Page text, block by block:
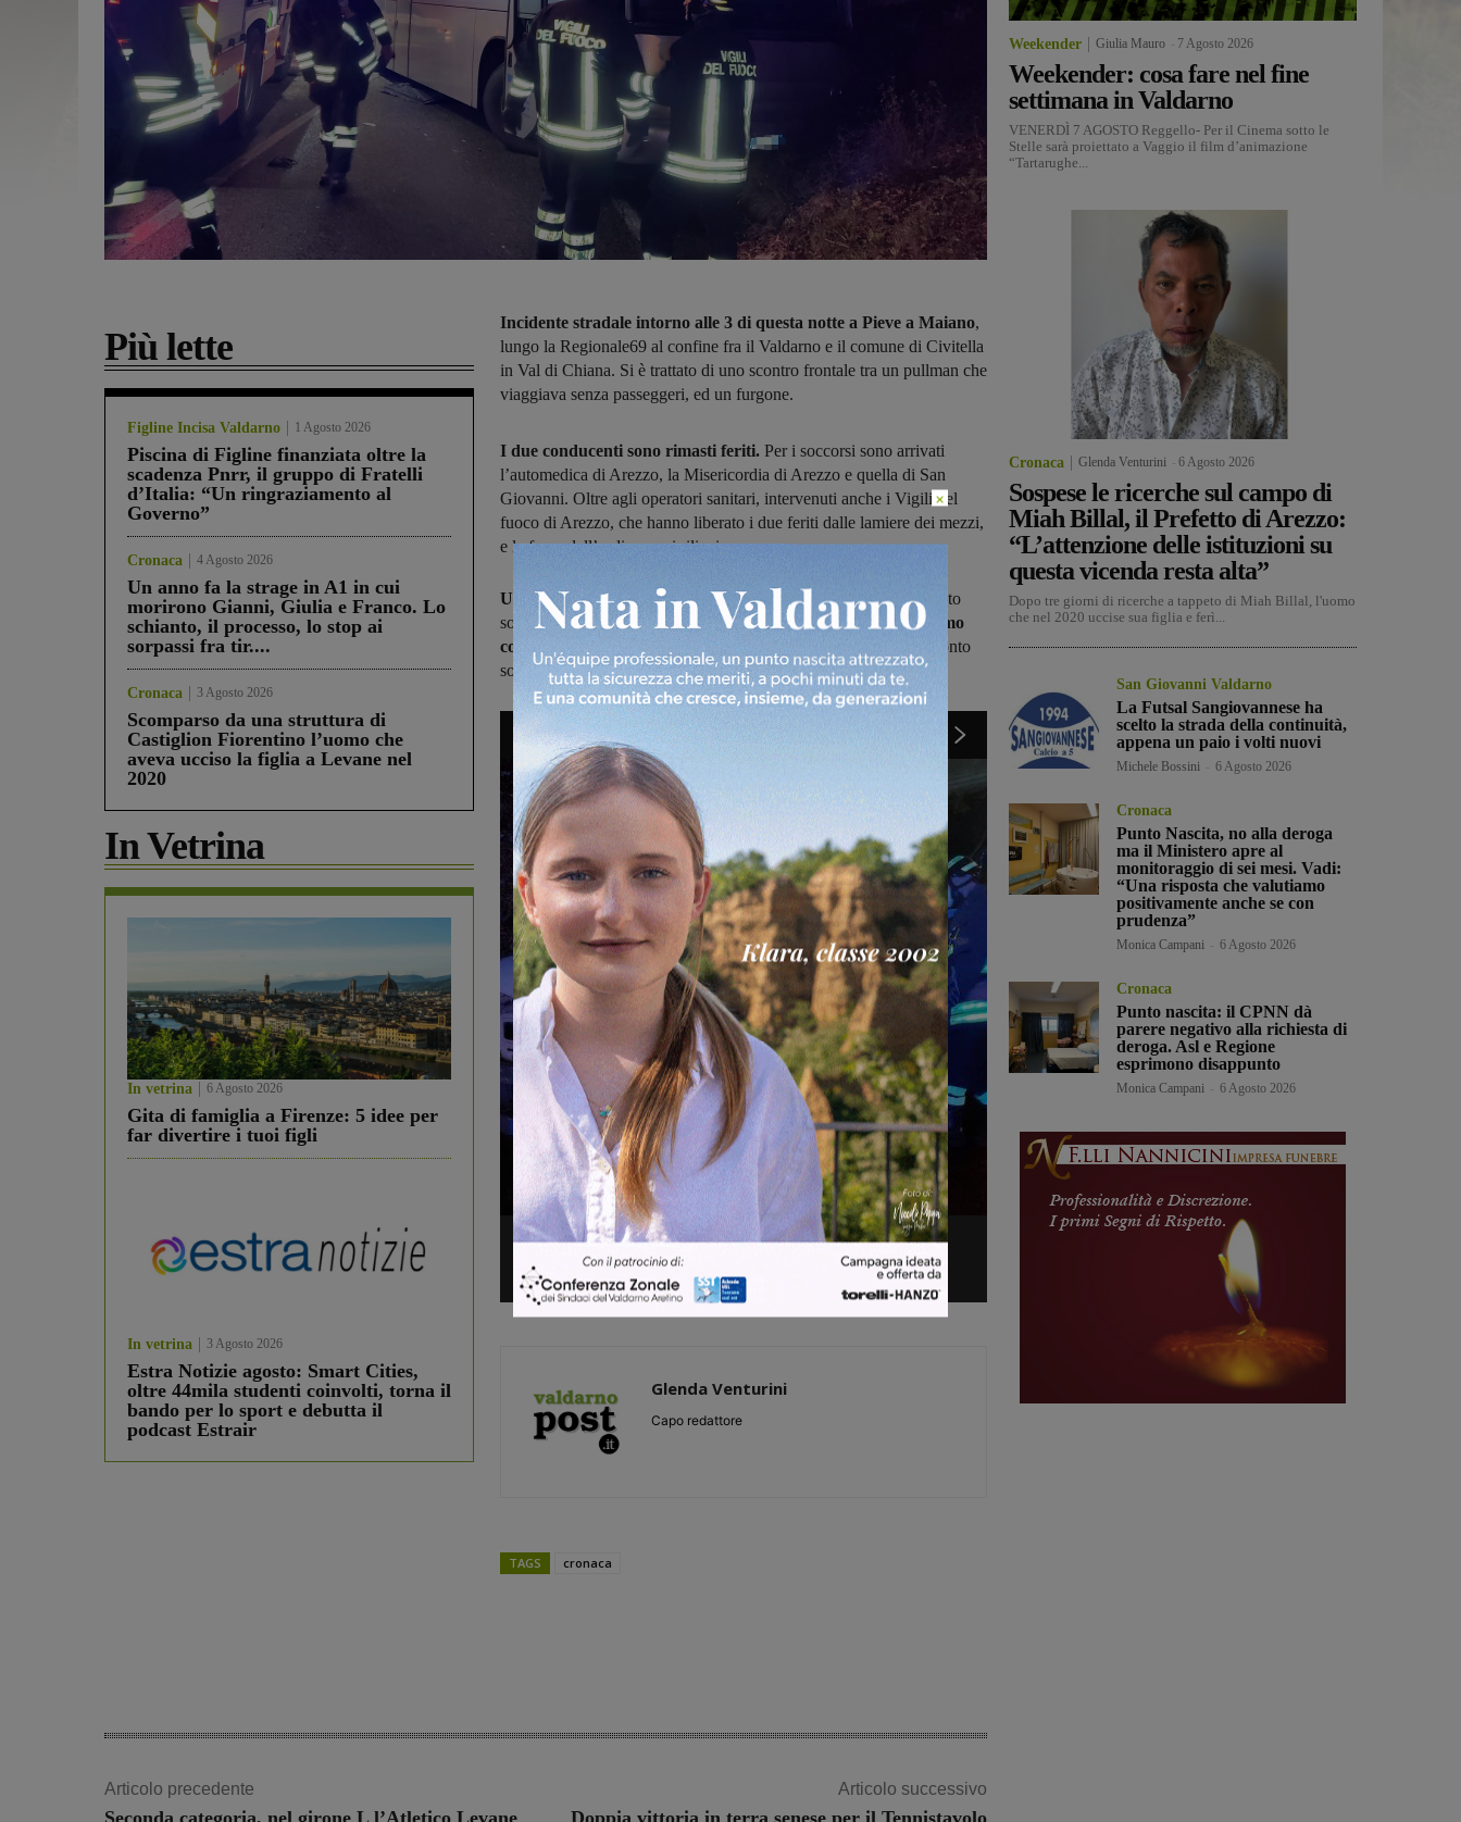
Più lette
Figline Incisa Valdarno 1 Agosto 2026
Piscina di Figline finanziata oltre la
scadenza Pnrr, il gruppo di Fratelli
d’Italia: “Un ringraziamento al
Governo”
Cronaca 4 Agosto 2026
Un anno fa la strage in A1 in cui
morirono Gianni, Giulia e Franco. Lo
schianto, il processo, lo stop ai
sorpassi fra tir....
Cronaca 3 Agosto 2026
Scomparso da una struttura di
Castiglion Fiorentino l’uomo che
aveva ucciso la figlia a Levane nel
2020
In Vetrina
In vetrina 6 Agosto 2026
Gita di famiglia a Firenze: 5 idee per
far divertire i tuoi figli
In vetrina 3 Agosto 2026
Estra Notizie agosto: Smart Cities,
oltre 44mila studenti coinvolti, torna il
bando per lo sport e debutta il
podcast Estrair
Incidente stradale intorno alle 3 di questa notte a Pieve a Maiano,
lungo la Regionale69 al confine fra il Valdarno e il comune di Civitella
in Val di Chiana. Si è trattato di uno scontro frontale tra un pullman che
viaggiava senza passeggeri, ed un furgone.
I due conducenti sono rimasti feriti. Per i soccorsi sono arrivati
l’automedica di Arezzo, la Misericordia di Arezzo e quella di San
Giovanni. Oltre agli operatori sanitari, intervenuti anche i Vigili del
fuoco di Arezzo, che hanno liberato i due feriti dalle lamiere dei mezzi,
e le forze dell’ordine per i rilievi.
Un uomo di 48 anni è stato trasportato in codice giallo
al pronto
soccorso dell’ospedale della Gruccia di Montevarchi.
L’altro uomo
coinvolto, un 56enne, è stato trasportato in codice giallo
al pronto
soccorso dell’ospedale San Donato ad Arezzo.
Glenda Venturini
Capo redattore
TAGS cronaca
Articolo precedente Articolo successivo
Weekender Giulia Mauro 7 Agosto 2026
Weekender: cosa fare nel fine
settimana in Valdarno
VENERDÌ 7 AGOSTO Reggello- Per il Cinema sotto le
Stelle sarà proiettato a Vaggio il film d’animazione
“Tartarughe...
Cronaca Glenda Venturini 6 Agosto 2026
Sospese le ricerche sul campo di
Miah Billal, il Prefetto di Arezzo:
“L’attenzione delle istituzioni su
questa vicenda resta alta”
Dopo tre giorni di ricerche a tappeto di Miah Billal, l'uomo
che nel 2020 uccise sua figlia e ferì...
San Giovanni Valdarno
La Futsal Sangiovannese ha
scelto la strada della continuità,
appena un paio i volti nuovi
Michele Bossini 6 Agosto 2026
Cronaca
Punto Nascita, no alla deroga
ma il Ministero apre al
monitoraggio di sei mesi. Vadi:
“Una risposta che valutiamo
positivamente anche se con
prudenza”
Monica Campani 6 Agosto 2026
Cronaca
Punto nascita: il CPNN dà
parere negativo alla richiesta di
deroga. Asl e Regione
esprimono disappunto
Monica Campani 6 Agosto 2026
×